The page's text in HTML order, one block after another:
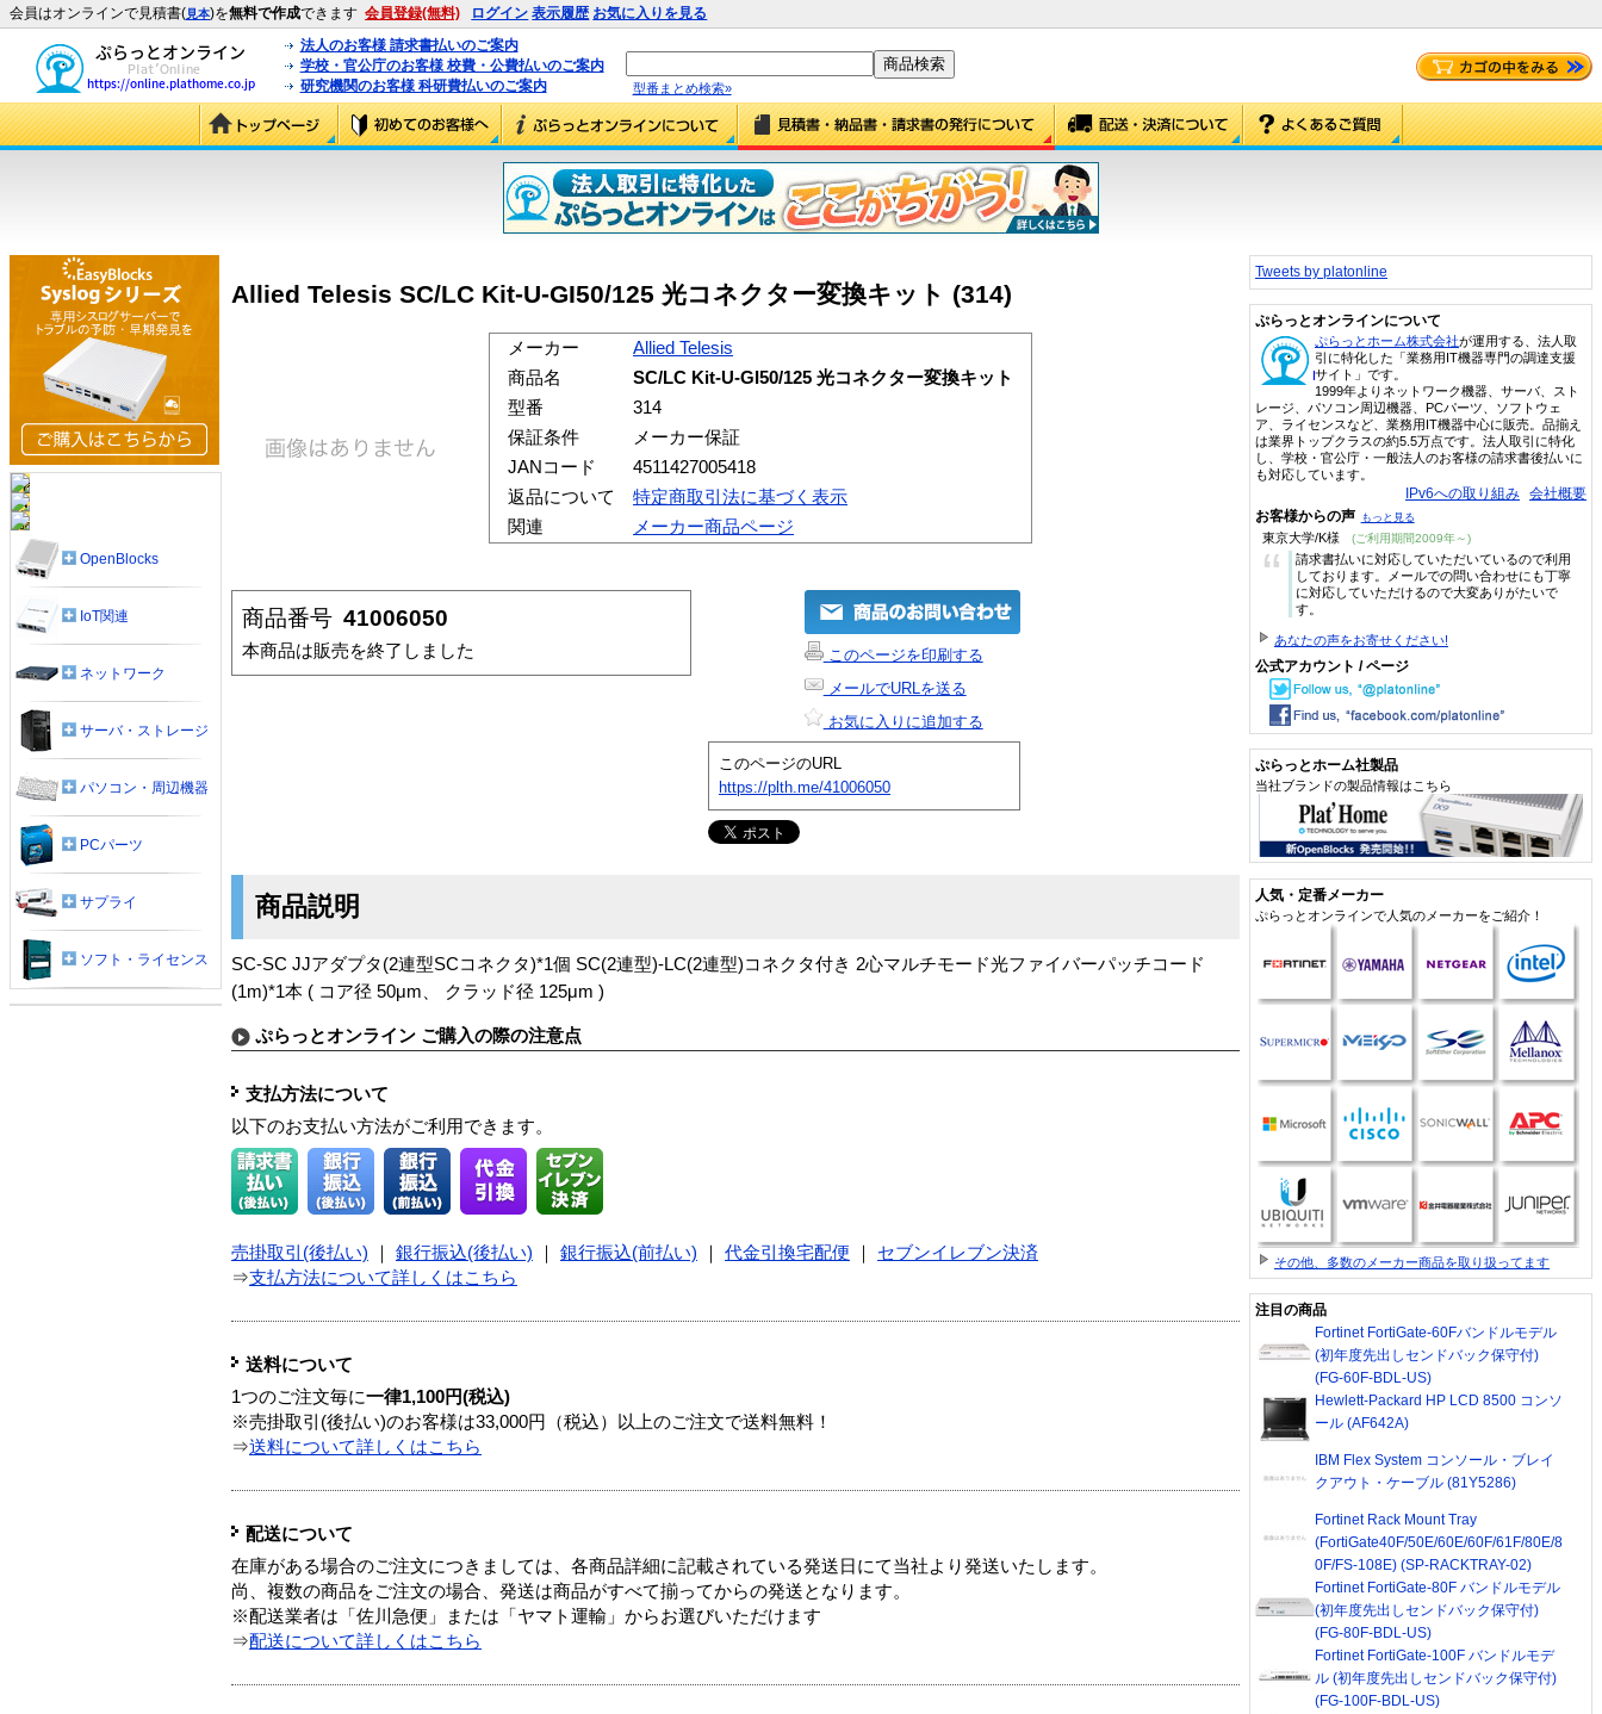
会員はオンラインで見積書(見本)を無料で作成できます 会員登録(無料) ログイン 表示履歴 お気に入りを見る
法人のお客様 請求書払いのご案内
学校・官公庁のお客様 校費・公費払いのご案内
研究機関のお客様 科研費払いのご案内
型番まとめ検索»
Allied Telesis SC/LC Kit-U-GI50/125 光コネクター変換キット (314)
メーカー
Allied Telesis
商品名
SC/LC Kit-U-GI50/125 光コネクター変換キット
型番
314
保証条件
メーカー保証
JANコード
4511427005418
返品について
特定商取引法に基づく表示
関連
メーカー商品ページ
商品番号 41006050
本商品は販売を終了しました
このページを印刷する
メールでURLを送る
お気に入りに追加する
このページのURL
https://plth.me/41006050
商品説明
SC-SC JJアダプタ(2連型SCコネクタ)*1個 SC(2連型)-LC(2連型)コネクタ付き 2心マルチモード光ファイバーパッチコード
(1m)*1本 ( コア径 50μm、 クラッド径 125μm )
ぷらっとオンライン ご購入の際の注意点
支払方法について
以下のお支払い方法がご利用できます。
売掛取引(後払い) 銀行振込(後払い) 銀行振込(前払い) 代金引換宅配便
セブンイレブン決済
⇒支払方法について詳しくはこちら
送料について
1つのご注文毎に一律1,100円(税込)
※売掛取引(後払い)のお客様は33,000円（税込）以上のご注文で送料無料！
⇒送料について詳しくはこちら
配送について
在庫がある場合のご注文につきましては、各商品詳細に記載されている発送日にて当社より発送いたします。
尚、複数の商品をご注文の場合、発送は商品がすべて揃ってからの発送となります。
※配送業者は「佐川急便」または「ヤマト運輸」からお選びいただけます
⇒配送について詳しくはこちら
OpenBlocks
IoT関連
ネットワーク
サーバ・ストレージ
パソコン・周辺機器
PCパーツ
サプライ
ソフト・ライセンス
Tweets by platonline
ぷらっとオンラインについて
ぷらっとホーム株式会社が運用する、法人取
引に特化した「業務用IT機器専門の調達支援
サイト」です。
1999年よりネットワーク機器、サーバ、スト
レージ、パソコン周辺機器、PCパーツ、ソフトウェ
ア、ライセンスなど、業務用IT機器中心に販売。品揃え
は業界トップクラスの約5.5万点です。法人取引に特化
し、学校・官公庁・一般法人のお客様の請求書後払いに
も対応しています。
IPv6への取り組み 会社概要
お客様からの声 もっと見る
東京大学/K様 (ご利用期間2009年～)
“
請求書払いに対応していただいているので利用
しております。メールでの問い合わせにも丁寧
に対応していただけるので大変ありがたいで
す。
あなたの声をお寄せください!
公式アカウント / ページ
ぷらっとホーム社製品
当社ブランドの製品情報はこちら
人気・定番メーカー
ぷらっとオンラインで人気のメーカーをご紹介！
その他、多数のメーカー商品を取り扱ってます
注目の商品
Fortinet FortiGate-60Fバンドルモデル
(初年度先出しセンドバック保守付)
(FG-60F-BDL-US)
Hewlett-Packard HP LCD 8500 コンソ
ール (AF642A)
IBM Flex System コンソール・ブレイ
クアウト・ケーブル (81Y5286)
Fortinet Rack Mount Tray
(FortiGate40F/50E/60E/60F/61F/80E/8
0F/FS-108E) (SP-RACKTRAY-02)
Fortinet FortiGate-80F バンドルモデル
(初年度先出しセンドバック保守付)
(FG-80F-BDL-US)
Fortinet FortiGate-100F バンドルモデ
ル (初年度先出しセンドバック保守付)
(FG-100F-BDL-US)